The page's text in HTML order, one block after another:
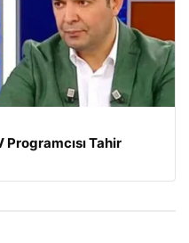
Programcısı Tahir